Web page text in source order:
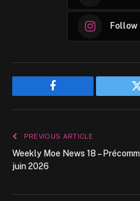
Facebook
PREVIOUS ARTICLE
Weekly Moe News 18 –
juin 2026